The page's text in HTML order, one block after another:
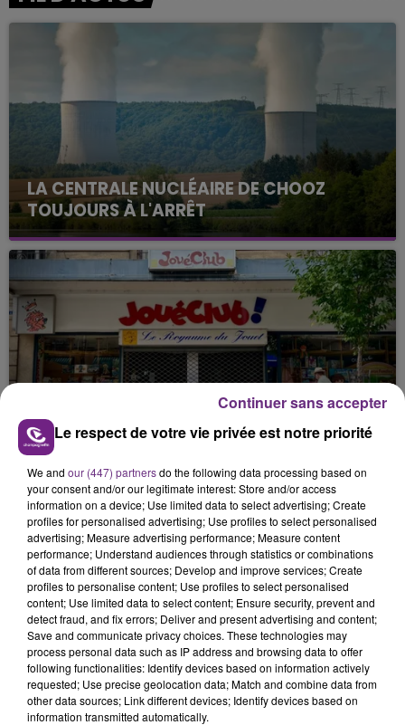
LA CENTRALE NUCLÉAIRE DE CHOOZ
TOUJOURS À L'ARRÊT
Cela fait déjà une semaine que la centrale
nucléaire ardennaise est à l'arrêt. Une situation
justifiée par la sécheresse intense qui est toujours
présente.
LE MAGASIN JOUÉCLUB DE REIMS FERME
SES PORTES
C'était l'une des institutions du centre-ville
rémois. Le magasin JouéClub est contraint de
fermer ses portes.
TITRES DIFFUSÉS
21h11
21h11 21h08
21h08
Le respect de votre vie privée est notre priorité
We and our (447) partnersdo the following data processing based on
your consent and/or our legitimate interest: Store and/or access
information on a device; Use limited data to select advertising; Create
profiles for personalised advertising; Use profiles to select personalised
advertising; Measure advertising performance; Measure content
performance; Understand audiences through statistics or combinations
of data from different sources; Develop and improve services; Create
profiles to personalise content; Use profiles to select personalised
content; Use limited data to select content; Ensure security, prevent and
detect fraud, and fix errors; Deliver and present advertising and content;
Save and communicate privacy choices. These technologies may
process personal data such as IP address and browsing data to offer
following functionalities: Identify devices based on information actively
requested; Use precise geolocation data; Match and combine data from
other data sources; Link different devices; Identify devices based on
information transmitted automatically.
Continuer sans accepter